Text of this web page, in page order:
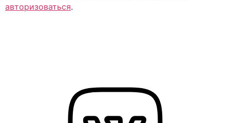
авторизоваться.